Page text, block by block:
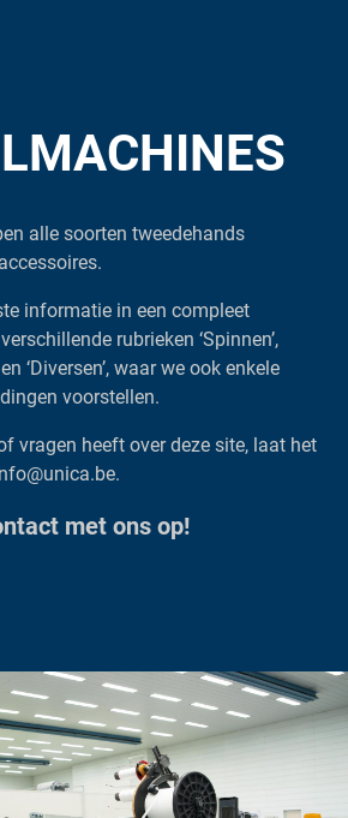
alle soorten tweedehands
informatie in een compleet
rubrieken ‘Spinnen’,
en ‘Diversen’, waar we ook enkele
voorstellen.
vragen heeft over deze site, laat het
met ons op!